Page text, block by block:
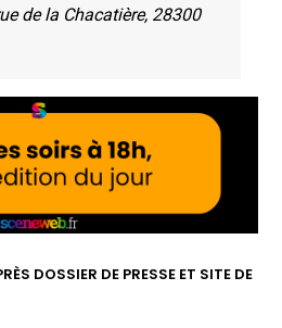
de la Chacatière, 28300
DOSSIER DE PRESSE ET SITE DE